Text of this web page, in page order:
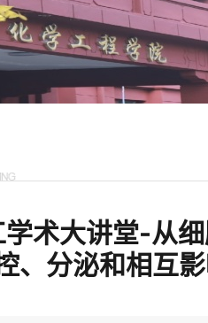
术大讲堂-从
、分泌和相互